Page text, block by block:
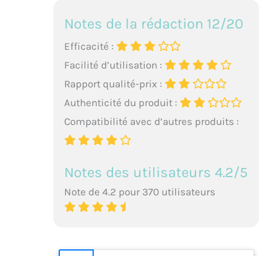
Notes de la rédaction 12/20
Efficacité :
Facilité d’utilisation :
Rapport qualité-prix :
Authenticité du produit :
Compatibilité avec d’autres produits :
Notes des utilisateurs 4.2/5
Note de 4.2 pour 370 utilisateurs